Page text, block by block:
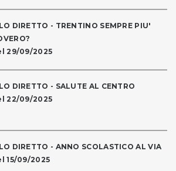
DIRETTO - TRENTINO SEMPRE PIU'
29/09/2025
DIRETTO - SALUTE AL CENTRO
22/09/2025
DIRETTO - ANNO SCOLASTICO AL VIA
15/09/2025